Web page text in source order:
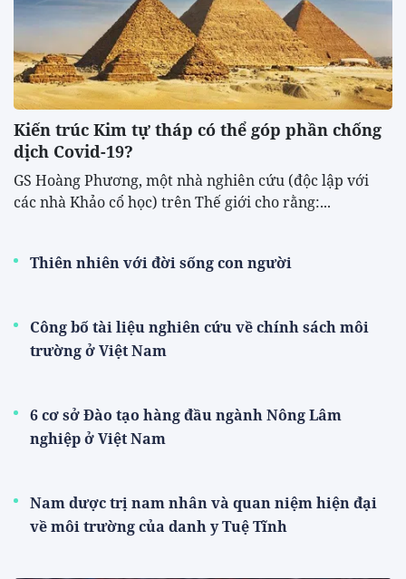
Kiến trúc Kim tự tháp có thể góp phần chống
dịch Covid-19?
GS Hoàng Phương, một nhà nghiên cứu (độc lập với
các nhà Khảo cổ học) trên Thế giới cho rằng:...
Thiên nhiên với đời sống con người
Công bố tài liệu nghiên cứu về chính sách môi
trường ở Việt Nam
6 cơ sở Đào tạo hàng đầu ngành Nông Lâm
nghiệp ở Việt Nam
Nam dược trị nam nhân và quan niệm hiện đại
về môi trường của danh y Tuệ Tĩnh